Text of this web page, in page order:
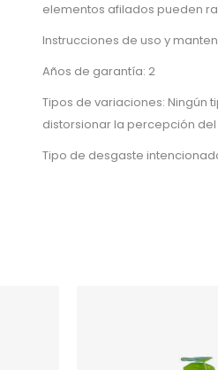
elementos afilados pueden
Instrucciones de uso y
Años de garantía: 2
Tipos de variaciones: Ningún
distorsionar la percepción
Tipo de desgaste